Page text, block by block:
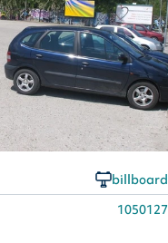
billboard
1050127